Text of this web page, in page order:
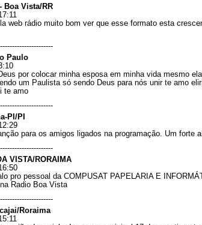
Boa Vista/RR
web rádio muito bom ver que esse formato esta
Paulo
por colocar minha esposa em minha vida mesmo ela
um Paulista só sendo Deus para nós unir te amo
te amo
PI/PI
para os amigos ligados na programação. Um forte
VISTA/RORAIMA
pro pessoal da COMPUSAT PAPELARIA E
Radio Boa Vista
Roraima